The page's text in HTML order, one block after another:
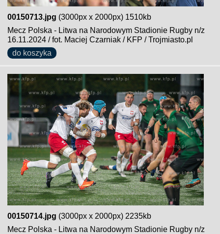
00150713.jpg (3000px x 2000px) 1510kb
Mecz Polska - Litwa na Narodowym Stadionie Rugby n/z
16.11.2024 / fot. Maciej Czarniak / KFP / Trojmiasto.pl
do koszyka
00150714.jpg (3000px x 2000px) 2235kb
Mecz Polska - Litwa na Narodowym Stadionie Rugby n/z